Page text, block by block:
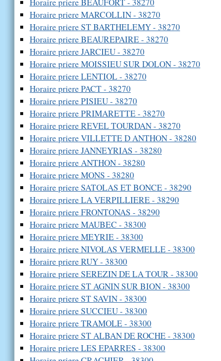
Horaire priere MARCOLLIN - 38270
Horaire priere ST BARTHELEMY - 38270
Horaire priere BEAUREPAIRE - 38270
Horaire priere JARCIEU - 38270
Horaire priere MOISSIEU SUR DOLON - 38270
Horaire priere LENTIOL - 38270
Horaire priere PACT - 38270
Horaire priere PISIEU - 38270
Horaire priere PRIMARETTE - 38270
Horaire priere REVEL TOURDAN - 38270
Horaire priere VILLETTE D ANTHON - 38280
Horaire priere JANNEYRIAS - 38280
Horaire priere ANTHON - 38280
Horaire priere MONS - 38280
Horaire priere SATOLAS ET BONCE - 38290
Horaire priere LA VERPILLIERE - 38290
Horaire priere FRONTONAS - 38290
Horaire priere MAUBEC - 38300
Horaire priere MEYRIE - 38300
Horaire priere NIVOLAS VERMELLE - 38300
Horaire priere RUY - 38300
Horaire priere SEREZIN DE LA TOUR - 38300
Horaire priere ST AGNIN SUR BION - 38300
Horaire priere ST SAVIN - 38300
Horaire priere SUCCIEU - 38300
Horaire priere TRAMOLE - 38300
Horaire priere ST ALBAN DE ROCHE - 38300
Horaire priere LES EPARRES - 38300